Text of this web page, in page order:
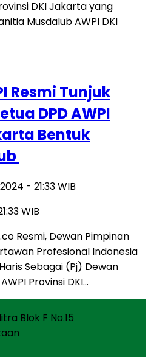
Resmi Tunjuk
DPD AWPI
Bentuk
- 21:33 WIB
WIB
Resmi, Dewan Pimpinan
Profesional Indonesia
Sebagai (Pj) Dewan
Provinsi DKI…
Blok F No.15